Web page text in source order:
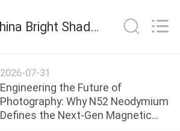
China Bright Shadow Technology Ltd. Unternehmens-News
2026-07-31
Engineering the Future of
Photography: Why N52 Neodymium
Defines the Next-Gen Magnetic